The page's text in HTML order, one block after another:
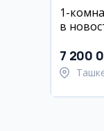
1-
в
7 200